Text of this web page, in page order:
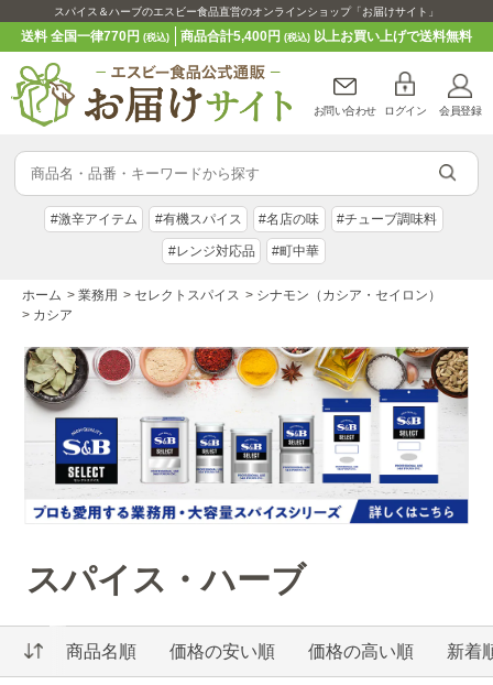
スパイス＆ハーブのエスビー食品直営のオンラインショップ「お届けサイト」
送料 全国一律770円(税込) 商品合計5,400円 (税込)以上お買い上げで送料無料
お問い合わせ ログイン 会員登録
#激辛アイテム #有機スパイス #名店の味 #チューブ調味料
#レンジ対応品 #町中華
ホーム > 業務用 > セレクトスパイス > シナモン（カシア・セイロン）
> カシア
スパイス・ハーブ
商品名順 価格の安い順 価格の高い順 新着